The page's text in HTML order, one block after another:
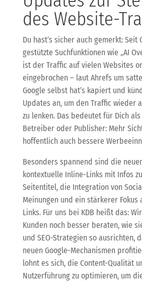
des Website-
Du hast’s sicher auch gemerkt: Seit
gestützte Suchfunktionen wie „AI
ist der Traffic auf vielen Websites
eingebrochen – laut Ahrefs um
Google selbst hat’s kapiert und
Updates an, um den Traffic wieder
zu lenken. Das bedeutet für Dich
Betreiber oder Publisher: Mehr
hoffentlich auch bessere
Besonders spannend sind die
kontextuelle Inline-Links mit Infos
Seitentitel, die Integration von
Meinungen und ein stärkerer Fokus
Links. Für uns bei KDB heißt das:
Kunden noch besser beraten, wie
und SEO-Strategien so ausrichten,
neuen Google-Mechanismen
lohnt es sich, die Content-Qualität
Nutzerführung zu optimieren, um